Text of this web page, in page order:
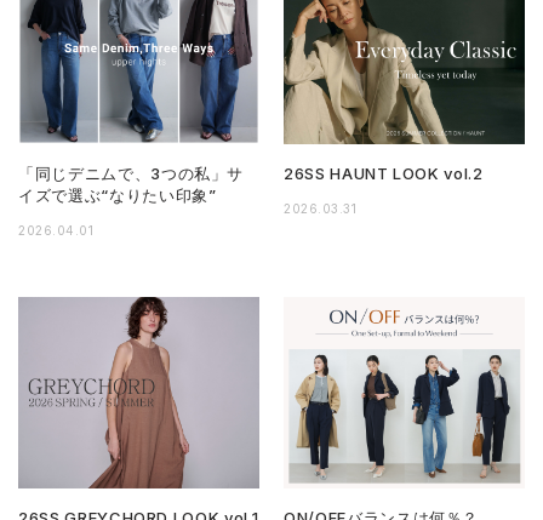
「同じデニムで、3つの私」サ
イズで選ぶ“なりたい印象”
2026.04.01
26SS HAUNT LOOK vol.2
2026.03.31